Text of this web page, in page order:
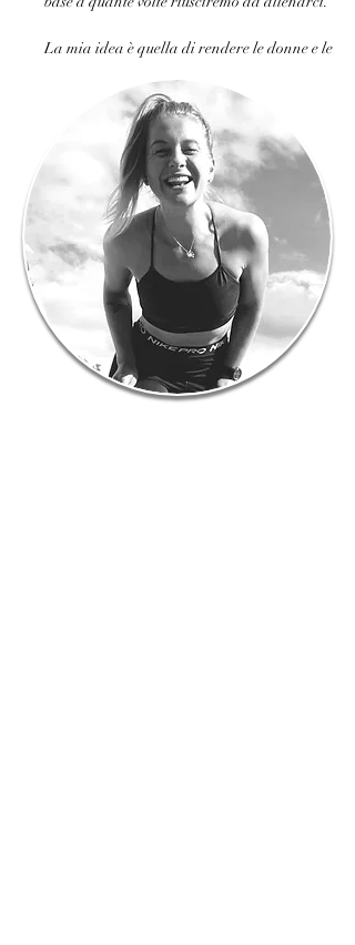
La mia idea è quella di rendere le donne e le
Un'ora fatta da noi, da creare. Da vivere.